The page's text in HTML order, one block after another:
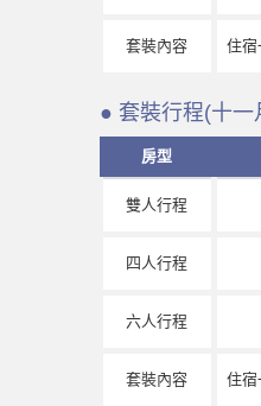
套裝內容 住宿
● 套裝行程(十一
房型
雙人行程
四人行程
六人行程
套裝內容 住宿